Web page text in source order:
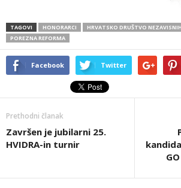
TAGOVI HONORARCI
HRVATSKO DRUŠTVO
POREZNA REFORMA
Facebook Twitter
Prethodni članak
Završen je jubilarni 25.
HVIDRA-in turnir